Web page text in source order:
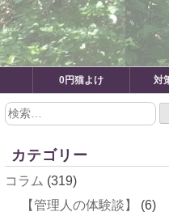
0円猫よけ 対
検
索:
カテゴリー
コラム (319)
【管理人の体験談】
(6)